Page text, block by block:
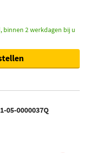
binnen 2 werkdagen bij u
05-0000037Q